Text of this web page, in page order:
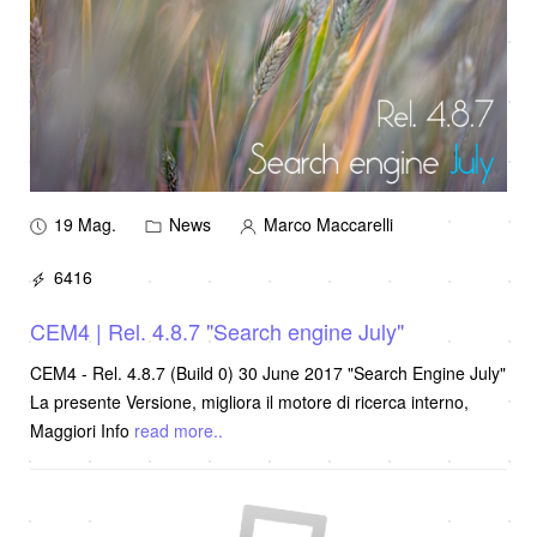
19 Mag. News Marco Maccarelli
6416
CEM4 | Rel. 4.8.7 "Search engine July"
CEM4 - Rel. 4.8.7 (Build 0) 30 June 2017 "Search Engine July"
La presente Versione, migliora il motore di ricerca interno,
Maggiori Info read more..